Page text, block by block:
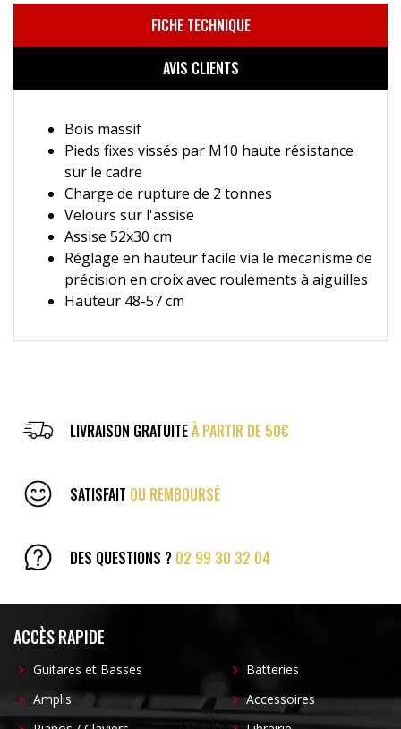
FICHE TECHNIQUE
AVIS CLIENTS
Bois massif
Pieds fixes vissés par M10 haute résistance
sur le cadre
Charge de rupture de 2 tonnes
Velours sur l'assise
Assise 52x30 cm
Réglage en hauteur facile via le mécanisme de
précision en croix avec roulements à aiguilles
Hauteur 48-57 cm
LIVRAISON GRATUITEÀ PARTIR DE 50€
SATISFAIT OU REMBOURSÉ
DES QUESTIONS ? 02 99 30 32 04
ACCÈS RAPIDE
Guitares et Basses
Amplis
Batteries
Accessoires